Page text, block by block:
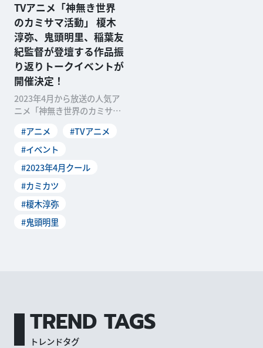
TVアニメ「神無き世界
のカミサマ活動」 榎木
淳弥、鬼頭明里、稲葉友
紀監督が登壇する作品振
り返りトークイベントが
開催決定！
2023年4月から放送の人気ア
ニメ「神無き世界のカミサマ
イベントが、2023 年8月13日
(日)に「ところざわサクラタ
定しました。イベントには、
メインキャストで...
#アニメ
#TVアニメ
#イベント
#2023年4月クール
#カミカツ
#榎木淳弥
#鬼頭明里
TREND TAGS
トレンドタグ